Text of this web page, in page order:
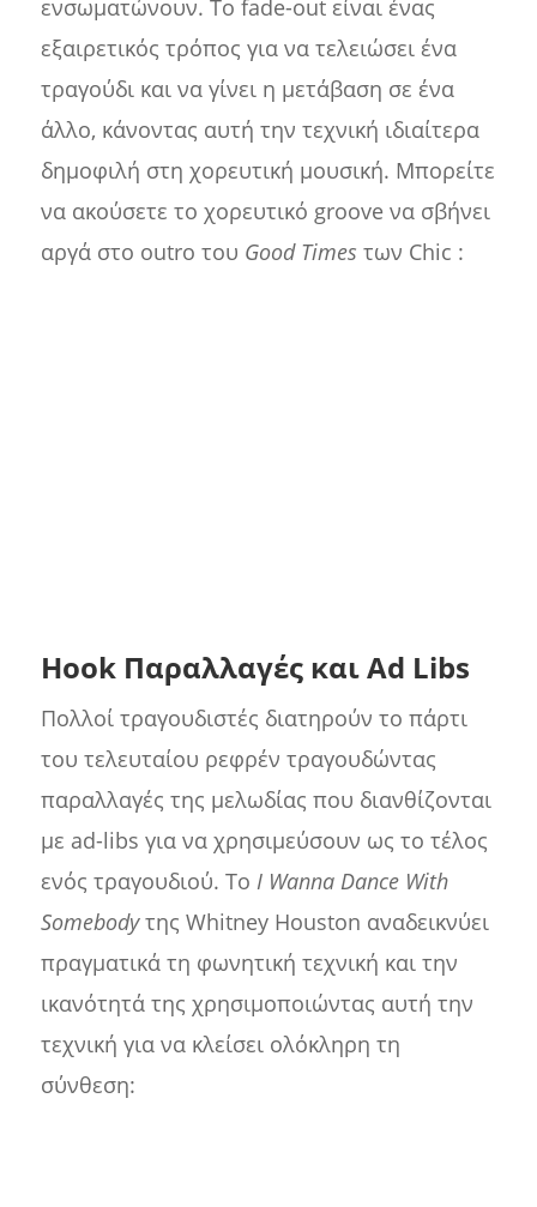
ενσωματώνουν. Το fade-out είναι ένας
εξαιρετικός τρόπος για να τελειώσει ένα
τραγούδι και να γίνει η μετάβαση σε ένα
άλλο, κάνοντας αυτή την τεχνική ιδιαίτερα
δημοφιλή στη χορευτική μουσική. Μπορείτε
να ακούσετε το χορευτικό groove να σβήνει
αργά στο outro του Good Times των Chic :
Hook Παραλλαγές και Ad Libs
Πολλοί τραγουδιστές διατηρούν το πάρτι
του τελευταίου ρεφρέν τραγουδώντας
παραλλαγές της μελωδίας που διανθίζονται
με ad-libs για να χρησιμεύσουν ως το τέλος
ενός τραγουδιού. Το I Wanna Dance With
Somebodyτης Whitney Houston αναδεικνύει
πραγματικά τη φωνητική τεχνική και την
ικανότητά της χρησιμοποιώντας αυτή την
τεχνική για να κλείσει ολόκληρη τη
σύνθεση: